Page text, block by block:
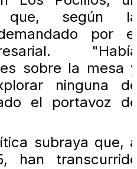
que, según
por
sobre la mesa
ninguna
el portavoz
subraya que,
han